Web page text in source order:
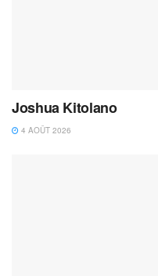
Joshua Kitolano
4 AOÛT 2026